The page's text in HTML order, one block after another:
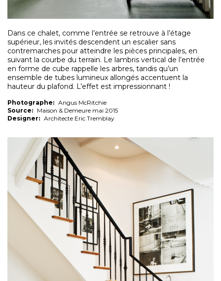
Dans ce chalet, comme l’entrée se retrouve à l’étage
supérieur, les invités descendent un escalier sans
contremarches pour atteindre les pièces principales, en
suivant la courbe du terrain. Le lambris vertical de l’entrée
en forme de cube rappelle les arbres, tandis qu’un
ensemble de tubes lumineux allongés accentuent la
hauteur du plafond. L’effet est impressionnant !
Photographe: Angus McRitchie
Source: Maison & Demeure mai 2015
Designer: Architecte Eric Tremblay